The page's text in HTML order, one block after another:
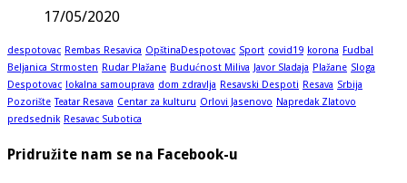
17/05/2020
despotovac Rembas Resavica OpštinaDespotovac Sport covid19 korona Fudbal
Beljanica Strmosten Rudar Plažane Budućnost Miliva Javor Sladaja Plažane Sloga
Despotovac
lokalna samouprava dom zdravlja Resavski Despoti Resava Srbija
Pozorište Teatar Resava Centar za kulturu Orlovi Jasenovo Napredak Zlatovo
predsednik Resavac Subotica
Pridružite nam se na Facebook-u